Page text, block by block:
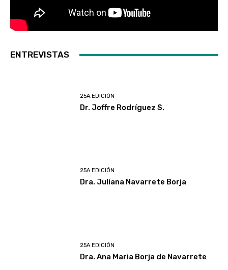
ENTREVISTAS
25A.EDICIÓN
Dr. Joffre Rodríguez S.
25A.EDICIÓN
Dra. Juliana Navarrete Borja
25A.EDICIÓN
Dra. Ana Maria Borja de Navarrete